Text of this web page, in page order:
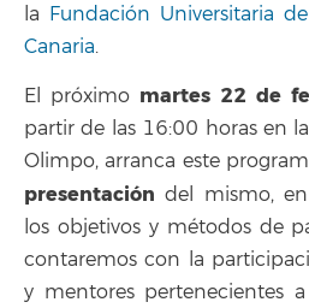
la Fundación Universitaria
Canaria.
El próximo martes 22 de
partir de las 16:00 horas en
Olimpo, arranca este
presentación del mismo,
los objetivos y métodos de
contaremos con la
y mentores pertenecientes